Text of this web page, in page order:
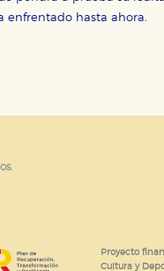
enfrentado hasta ahora.
Proyecto
Cultura y